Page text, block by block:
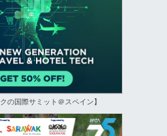
クの国際サミット＠スペイン】